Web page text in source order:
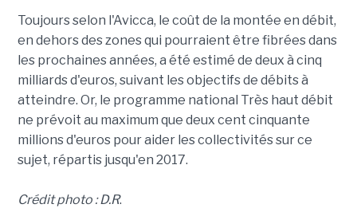
Toujours selon l'Avicca, le coût de la montée en débit,
en dehors des zones qui pourraient être fibrées dans
les prochaines années, a été estimé de deux à cinq
milliards d'euros, suivant les objectifs de débits à
atteindre. Or, le programme national Très haut débit
ne prévoit au maximum que deux cent cinquante
millions d'euros pour aider les collectivités sur ce
sujet, répartis jusqu'en 2017.
Crédit photo : D.R.